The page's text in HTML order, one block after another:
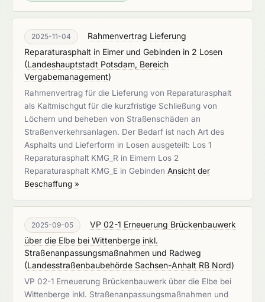
2025-11-04
Rahmenvertrag Lieferung
Reparaturasphalt in Eimer und Gebinden in 2 Losen
(Landeshauptstadt Potsdam, Bereich
Vergabemanagement)
Rahmenvertrag für die Lieferung von Reparaturasphalt
als Kaltmischgut für die kurzfristige Schließung von
Löchern und beheben von Straßenschäden an
Straßenverkehrsanlagen. Der Bedarf ist nach Art des
Asphalts und Lieferform in Losen ausgeteilt: Los 1
Reparaturasphalt KMG_R in Eimern Los 2
Reparaturasphalt KMG_E in Gebinden Ansicht der
Beschaffung »
2025-09-05
VP 02-1 Erneuerung Brückenbauwerk
über die Elbe bei Wittenberge inkl.
Straßenanpassungsmaßnahmen und Radweg
(Landesstraßenbaubehörde Sachsen-Anhalt RB Nord)
VP 02-1 Erneuerung Brückenbauwerk über die Elbe bei
Wittenberge inkl. Straßenanpassungsmaßnahmen und